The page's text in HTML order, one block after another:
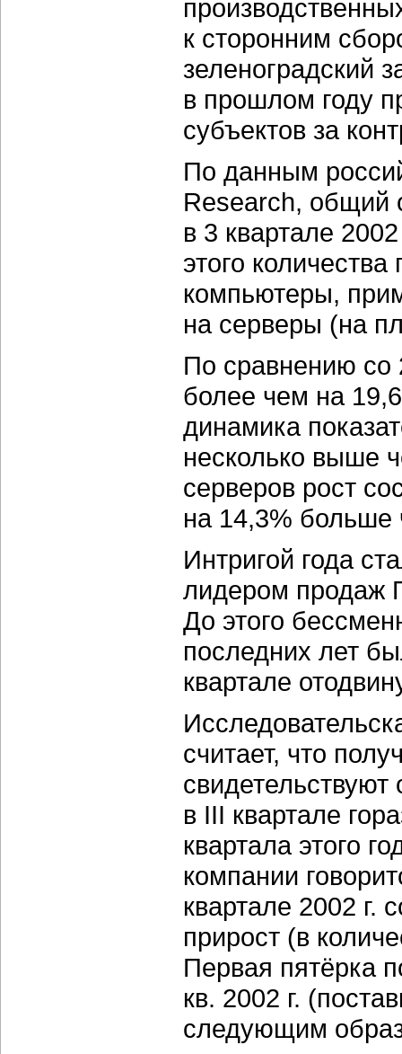
к сторонним
зеленоградский
в прошлом году
субъектов за
По данным
Research, общий
в 3 квартале
этого
компьютеры,
на серверы (на
По сравнению со
более чем на
динамика
несколько выше
серверов рост
на 14,3% больше
Интригой года
лидером продаж
До этого
последних лет
квартале
считает, что
в III квартале
квартала этого
компании
квартале 2002 г.
прирост (в
Первая пятёрка
кв. 2002 г.
следующим